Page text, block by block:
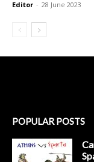
Editor - 28 June 2023
POPULAR POSTS